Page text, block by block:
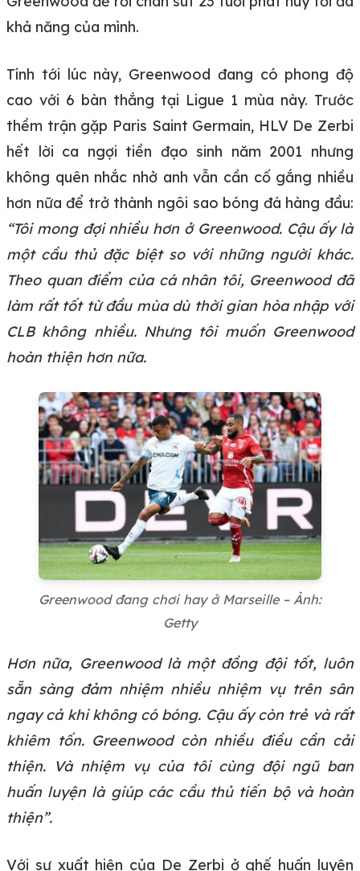
khả năng của mình.
Tính tới lúc này, Greenwood đang có phong độ
cao với 6 bàn thắng tại Ligue 1 mùa này. Trước
thềm trận gặp Paris Saint Germain, HLV De Zerbi
hết lời ca ngợi tiền đạo sinh năm 2001 nhưng
không quên nhắc nhở anh vẫn cần cố gắng nhiều
hơn nữa để trở thành ngôi sao bóng đá hàng đầu:
“Tôi mong đợi nhiều hơn ở Greenwood. Cậu ấy là
một cầu thủ đặc biệt so với những người khác.
Theo quan điểm của cá nhân tôi, Greenwood đã
làm rất tốt từ đầu mùa dù thời gian hòa nhập với
CLB không nhiều. Nhưng tôi muốn Greenwood
hoàn thiện hơn nữa.
Greenwood đang chơi hay ở Marseille – Ảnh:
Getty
Hơn nữa, Greenwood là một đồng đội tốt, luôn
sẵn sàng đảm nhiệm nhiều nhiệm vụ trên sân
ngay cả khi không có bóng. Cậu ấy còn trẻ và rất
khiêm tốn. Greenwood còn nhiều điều cần cải
thiện. Và nhiệm vụ của tôi cùng đội ngũ ban
huấn luyện là giúp các cầu thủ tiến bộ và hoàn
thiện”.
Với sự xuất hiện của De Zerbi ở ghế huấn luyện